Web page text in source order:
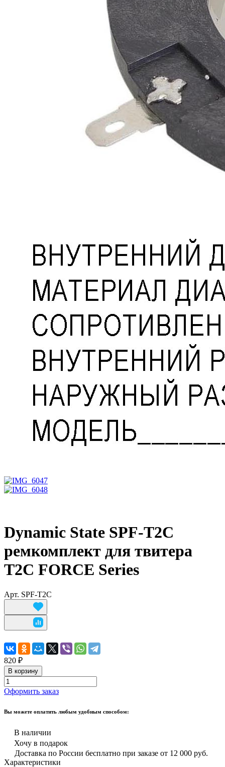
Dynamic State SPF-T2C
ремкомплект для твитера
T2C FORCE Series
Арт. SPF-T2C
820 ₽
В корзину
Оформить заказ
Вы можете оплатить любым удобным способом:
В наличии
Хочу в подарок
Доставка по России бесплатно при заказе от 12 000 руб.
Характеристики